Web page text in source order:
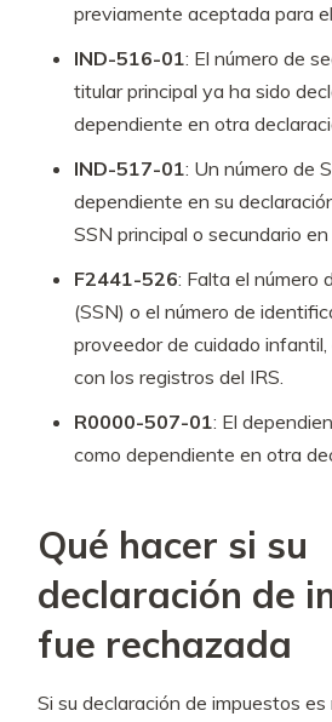
previamente aceptada para
IND-516-01: El número de
titular principal ya ha sido
dependiente en otra
IND-517-01: Un número de
dependiente en su
SSN principal o secundario
F2441-526: Falta el número
(SSN) o el número de
proveedor de cuidado
con los registros del IRS.
R0000-507-01: El
como dependiente en otra
Qué hacer si su
declaración de
fue rechazada
Si su declaración de impuestos